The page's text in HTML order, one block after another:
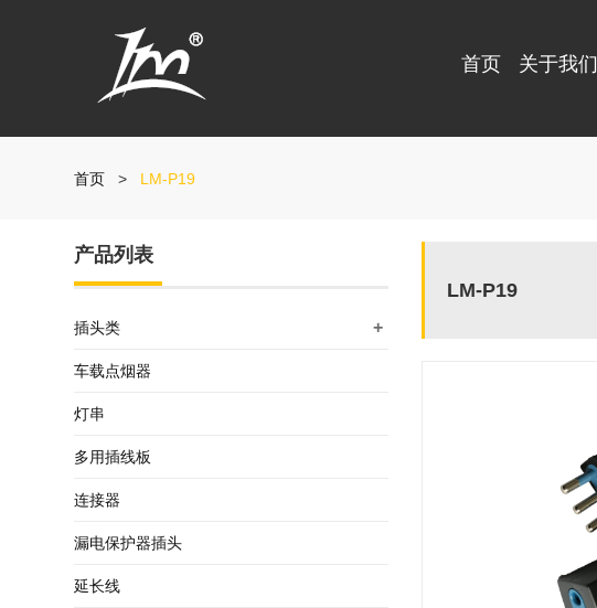
首页 关于我们
首页 > LM-P19
LM-P19
产品列表
+
插头类
车载点烟器
灯串
多用插线板
连接器
漏电保护器插头
延长线